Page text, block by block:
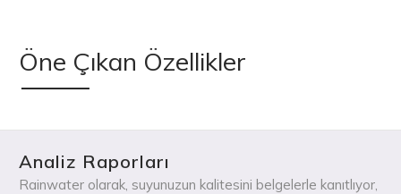
Öne Çıkan Özellikler
Analiz Raporları
Rainwater olarak, suyunuzun kalitesini belgelerle kanıtlıyor,